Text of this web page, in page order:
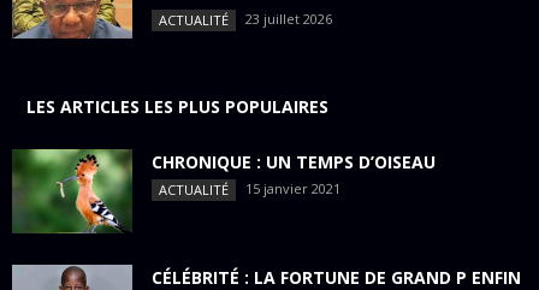
ACTUALITÉ 23 juillet 2026
LES ARTICLES LES PLUS POPULAIRES
CHRONIQUE : UN TEMPS D’OISEAU
ACTUALITÉ 15 janvier 2021
CÉLÉBRITÉ : LA FORTUNE DE GRAND P ENFIN